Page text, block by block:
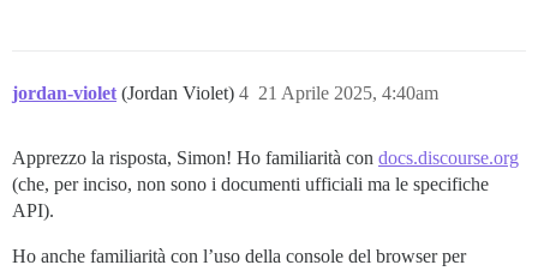
jordan-violet (Jordan Violet) 21 Aprile 2025, 4:40am
4
Apprezzo la risposta, Simon! Ho familiarità con docs.discourse.org
(che, per inciso, non sono i documenti ufficiali ma le specifiche
API).
Ho anche familiarità con l’uso della console del browser per